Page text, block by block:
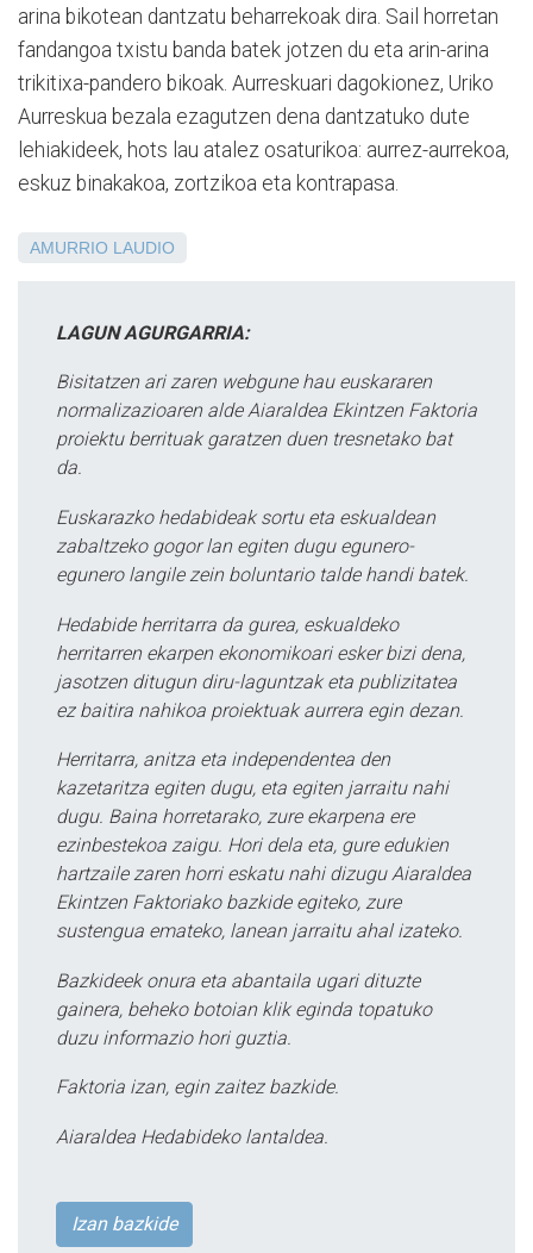
arina bikotean dantzatu beharrekoak dira. Sail horretan
fandangoa txistu banda batek jotzen du eta arin-arina
trikitixa-pandero bikoak. Aurreskuari dagokionez, Uriko
Aurreskua bezala ezagutzen dena dantzatuko dute
lehiakideek, hots lau atalez osaturikoa: aurrez-aurrekoa,
eskuz binakakoa, zortzikoa eta kontrapasa.
AMURRIO LAUDIO
LAGUN AGURGARRIA:
Bisitatzen ari zaren webgune hau euskararen
normalizazioaren alde Aiaraldea Ekintzen Faktoria
proiektu berrituak garatzen duen tresnetako bat
da.
Euskarazko hedabideak sortu eta eskualdean
zabaltzeko gogor lan egiten dugu egunero-
egunero langile zein boluntario talde handi batek.
Hedabide herritarra da gurea, eskualdeko
herritarren ekarpen ekonomikoari esker bizi dena,
jasotzen ditugun diru-laguntzak eta publizitatea
ez baitira nahikoa proiektuak aurrera egin dezan.
Herritarra, anitza eta independentea den
kazetaritza egiten dugu, eta egiten jarraitu nahi
dugu. Baina horretarako, zure ekarpena ere
ezinbestekoa zaigu. Hori dela eta, gure edukien
hartzaile zaren horri eskatu nahi dizugu Aiaraldea
Ekintzen Faktoriako bazkide egiteko, zure
sustengua emateko, lanean jarraitu ahal izateko.
Bazkideek onura eta abantaila ugari dituzte
gainera, beheko botoian klik eginda topatuko
duzu informazio hori guztia.
Faktoria izan, egin zaitez bazkide.
Aiaraldea Hedabideko lantaldea.
Izan bazkide